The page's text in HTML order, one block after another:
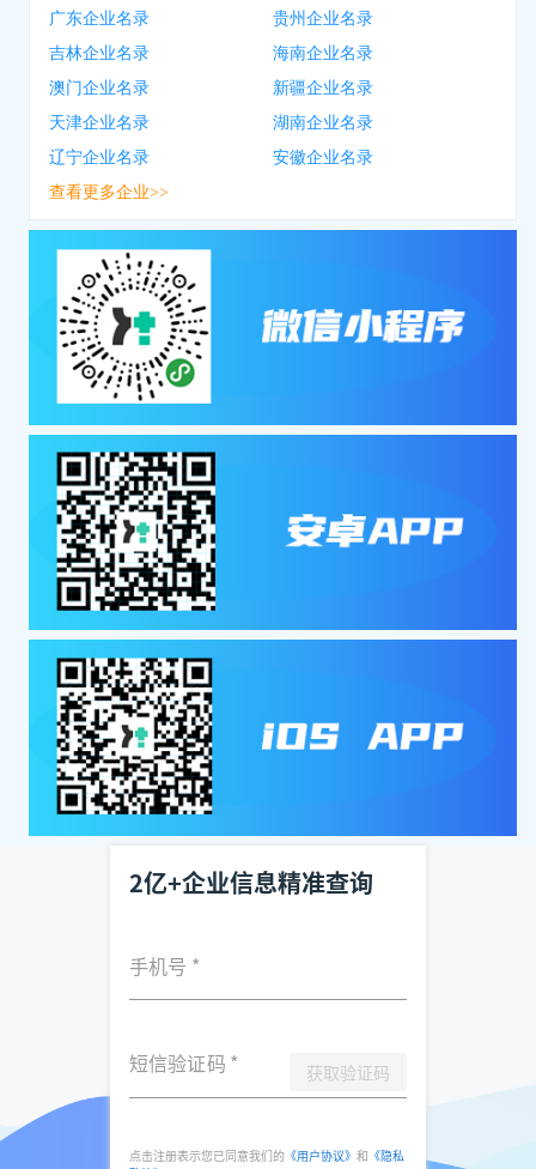
广东企业名录
贵州企业名录
吉林企业名录
海南企业名录
澳门企业名录
新疆企业名录
天津企业名录
湖南企业名录
辽宁企业名录
安徽企业名录
查看更多企业>>
2亿+企业信息精准查询
手机号 *
短信验证码 * 获取验证码
点击注册表示您已同意我们的 《用户协议》 和 《隐私